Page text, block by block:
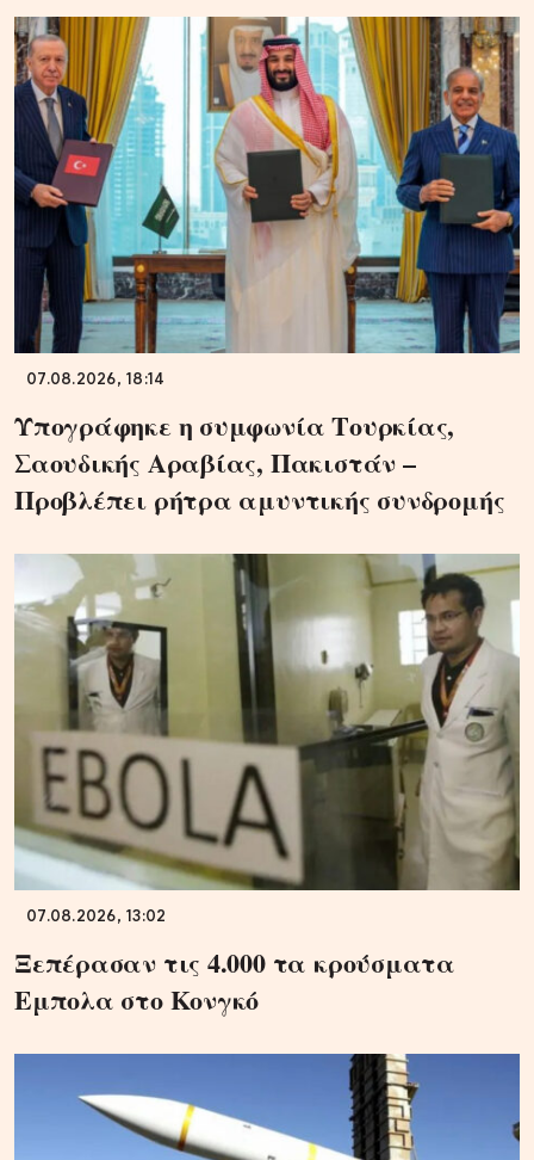
07.08.2026, 18:14
Υπογράφηκε η συμφωνία Τουρκίας,
Σαουδικής Αραβίας, Πακιστάν –
Προβλέπει ρήτρα αμυντικής συνδρομής
07.08.2026, 13:02
Ξεπέρασαν τις 4.000 τα κρούσματα
Εμπολα στο Κονγκό